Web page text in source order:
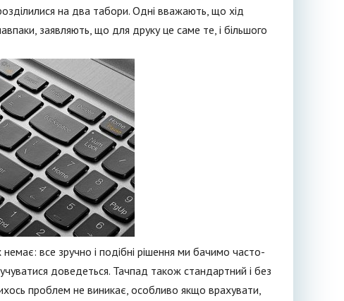
на два табори. Одні вважають, що хід
заявляють, що для друку це саме те, і більшого
немає: все зручно і подібні рішення ми бачимо часто-
доведеться. Тачпад також стандартний і без
проблем не виникає, особливо якщо врахувати,